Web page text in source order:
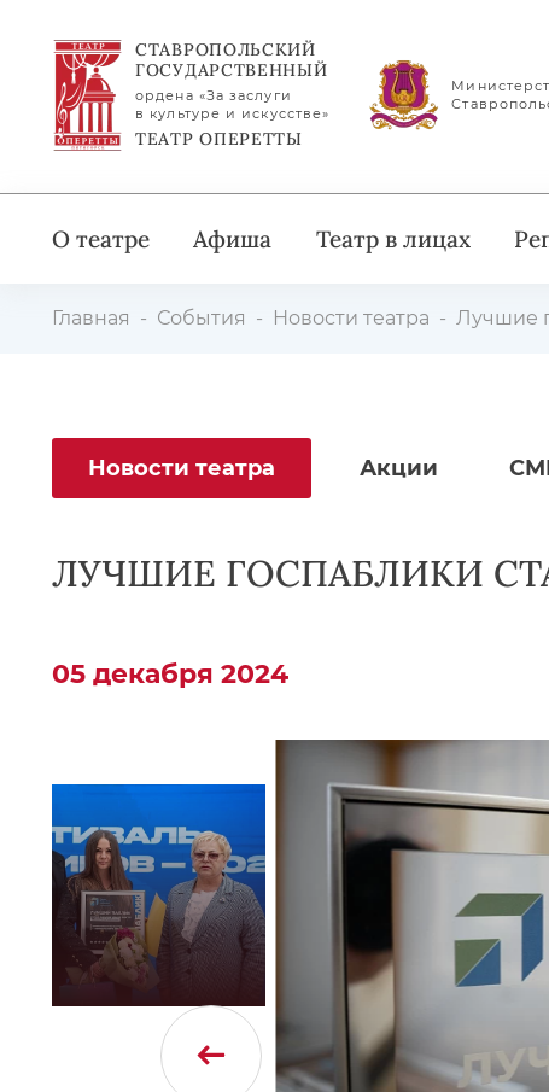
СТАВРОПОЛЬСКИЙ
ГОСУДАРСТВЕННЫЙ
ордена «За заслуги
в культуре и искусстве»
ТЕАТР ОПЕРЕТТЫ
О театре Афиша Театр в лицах
Главная События Новости театра Лучшие
Новости театра Акции
ЛУЧШИЕ ГОСПАБЛИКИ
05 декабря 2024